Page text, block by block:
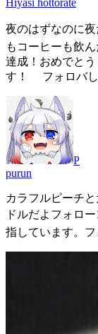
Hiyasi hottorate
夜のはずなのに
もコーヒーも飲
達成！おめでと
す！ フォロバし
P
purun
カラフルピーチ
ドルだよフォロ
指しています。